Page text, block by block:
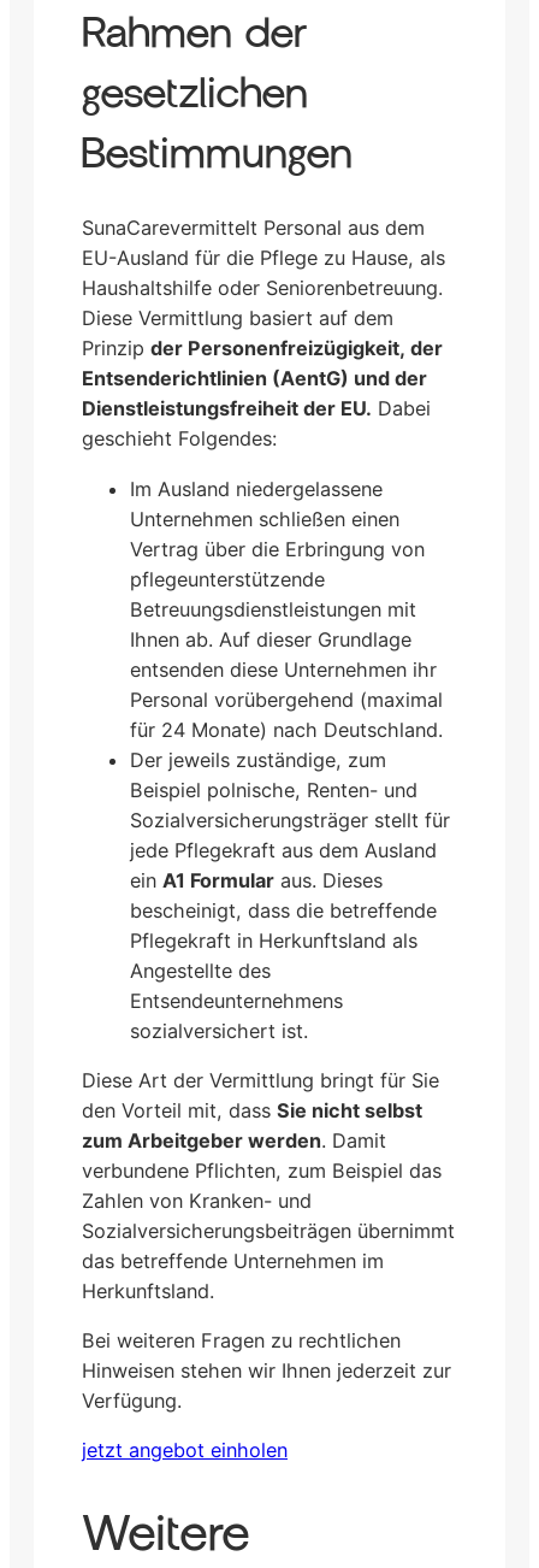
Rahmen der
gesetzlichen
Bestimmungen
SunaCarevermittelt Personal aus dem
EU-Ausland für die Pflege zu Hause, als
Haushaltshilfe oder Seniorenbetreuung.
Diese Vermittlung basiert auf dem
Prinzip der Personenfreizügigkeit, der
Entsenderichtlinien (AentG) und der
Dienstleistungsfreiheit der EU. Dabei
geschieht Folgendes:
Im Ausland niedergelassene
Unternehmen schließen einen
Vertrag über die Erbringung von
pflegeunterstützende
Betreuungsdienstleistungen mit
Ihnen ab. Auf dieser Grundlage
entsenden diese Unternehmen ihr
Personal vorübergehend (maximal
für 24 Monate) nach Deutschland.
Der jeweils zuständige, zum
Beispiel polnische, Renten- und
Sozialversicherungsträger stellt für
jede Pflegekraft aus dem Ausland
ein A1 Formular aus. Dieses
bescheinigt, dass die betreffende
Pflegekraft in Herkunftsland als
Angestellte des
Entsendeunternehmens
sozialversichert ist.
Diese Art der Vermittlung bringt für Sie
den Vorteil mit, dass Sie nicht selbst
zum Arbeitgeber werden. Damit
verbundene Pflichten, zum Beispiel das
Zahlen von Kranken- und
Sozialversicherungsbeiträgen übernimmt
das betreffende Unternehmen im
Herkunftsland.
Bei weiteren Fragen zu rechtlichen
Hinweisen stehen wir Ihnen jederzeit zur
Verfügung.
jetzt angebot einholen
Weitere